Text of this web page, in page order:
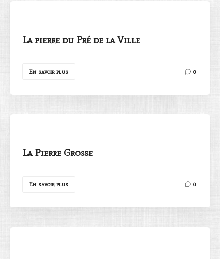
La pierre du Pré de la Ville
En savoir plus 0
La Pierre Grosse
En savoir plus 0